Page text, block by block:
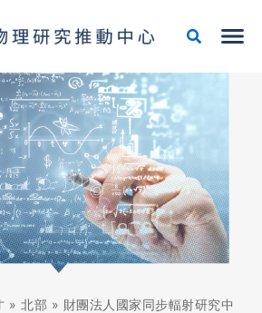
» 北部 » 財團法人國家同步輻射研究中